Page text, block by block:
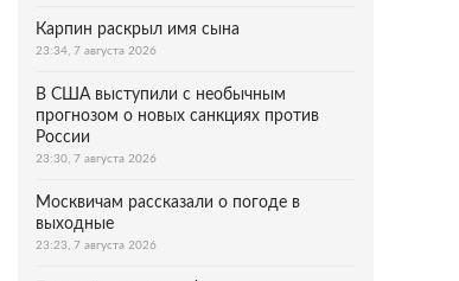
Карпин раскрыл имя сына
23:34, 7 августа 2026
В США выступили с необычным
прогнозом о новых санкциях против
России
23:30, 7 августа 2026
Москвичам рассказали о погоде в
выходные
23:23, 7 августа 2026